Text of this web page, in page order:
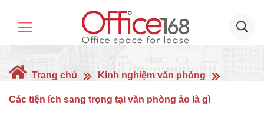
Trang chủ Kinh nghiệm văn phòng
Các tiện ích sang trọng tại văn phòng ảo là gì